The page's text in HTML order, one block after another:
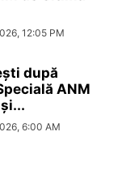
12:05 PM
după
ANM
6:00 AM